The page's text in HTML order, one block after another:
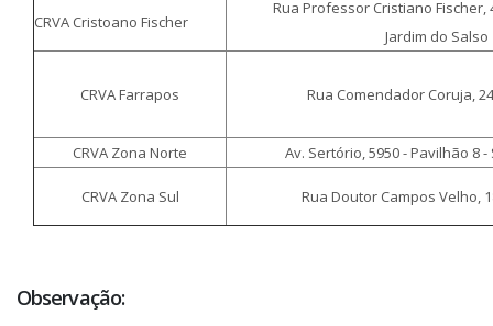
CRVA Cristoano Fischer
Rua Professor
Jardim do Salso
CRVA Farrapos Rua Comendador Coruja,
CRVA Zona Norte Av. Sertório, 5950 - Pavilhão 8
CRVA Zona Sul Rua Doutor Campos Velho,
Observação: